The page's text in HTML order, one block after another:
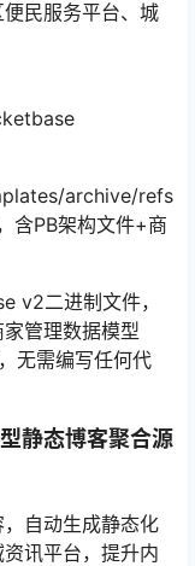
民服务平台、城
archive/refs
含PB架构文件+商
v2二进制文件，
管理数据模型
无需编写任何代
静态博客聚合源
自动生成静态化
讯平台，提升内